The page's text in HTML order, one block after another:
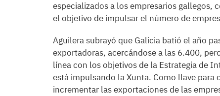
especializados a los empresarios gallegos,
el objetivo de impulsar el número de
Aguilera subrayó que Galicia batió el año
exportadoras, acercándose a las 6.400,
línea con los objetivos de la Estrategia de
está impulsando la Xunta. Como llave para
incrementar las exportaciones de las